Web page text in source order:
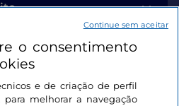
o consentimento
e de criação de perfil
para melhorar a navegação
Continue sem aceitar